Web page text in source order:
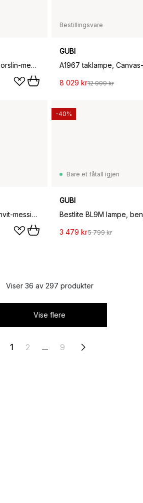
Bestlite BL3S gulvlampe, benporslin-messing
Bestillingsvare
GUBI
A1967 taklampe,
8 029 kr12 999 kr
Bestlite BL5 vegglampe, Matt hvit-messing
Bare et fåtall igjen
GUBI
Bestlite BL9M lampe,
3 479 kr5 799 kr
-40%
Viser 36 av 297 produkter
Vise flere
1 2 ... 9